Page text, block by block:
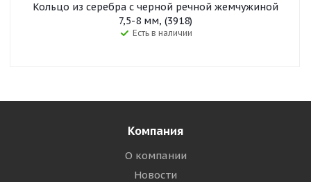
Кольцо из серебра с черной речной жемчужиной
7,5-8 мм, (3918)
Есть в наличии
Компания
О компании
Новости